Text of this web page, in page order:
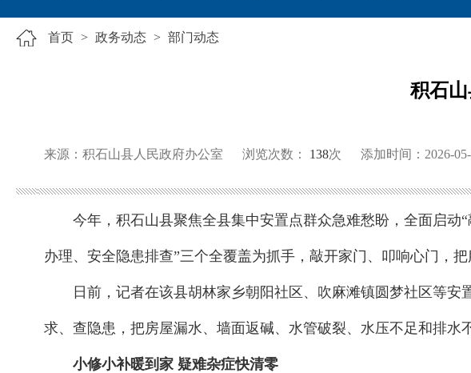
首页 > 政务动态 > 部门动态
积石
来源：积石山县人民政府办公室 浏览次数： 138次 添加时间：2026-
今年，积石山县聚焦全县集中安置点群众急难愁盼，全面启动
办理、安全隐患排查”三个全覆盖为抓手，敲开家门、叩响心门，
日前，记者在该县胡林家乡朝阳社区、吹麻滩镇圆梦社区等
求、查隐患，把房屋漏水、墙面返碱、水管破裂、水压不足和排水
小修小补暖到家 疑难杂症快清零